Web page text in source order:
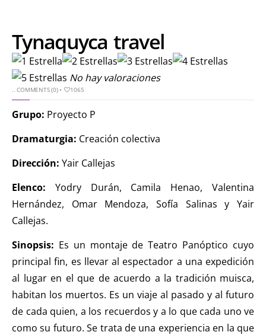
Tynaquyca travel
No hay valoraciones
..COMMENTS (0)• 1065
Grupo: Proyecto P
Dramaturgia: Creación colectiva
Dirección: Yair Callejas
Elenco: Yodry Durán, Camila Henao, Valentina
Hernández, Omar Mendoza, Sofía Salinas y Yair
Callejas.
Sinopsis: Es un montaje de Teatro Panóptico cuyo
principal fin, es llevar al espectador a una expedición
al lugar en el que de acuerdo a la tradición muisca,
habitan los muertos. Es un viaje al pasado y al futuro
de cada quien, a los recuerdos y a lo que cada uno ve
como su futuro. Se trata de una experiencia en la que